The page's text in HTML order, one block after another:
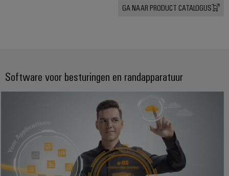
GA NAAR PRODUCT CATALOGUS
Software voor besturingen en randapparatuur